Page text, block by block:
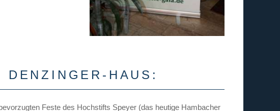
DENZINGER-HAUS:
Feste des Hochstifts Speyer (das heutige Hambacher